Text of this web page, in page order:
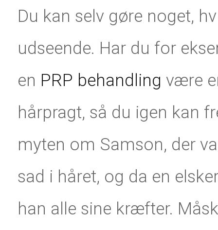
Du kan selv gøre noget,
udseende. Har du for
en PRP behandling være
hårpragt, så du igen kan
myten om Samson, der
sad i håret, og da en
han alle sine kræfter.